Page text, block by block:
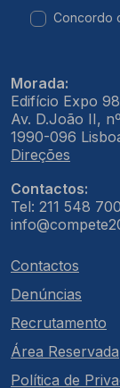
Concordo
Morada:
Edifício Expo 98
Av. D.João II,
1990-096
Direções
Contactos:
Tel: 211 548 700
Contactos
Denúncias
Recrutamento
Área Reservada
Política de